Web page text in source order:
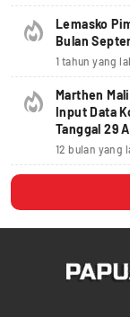
Lemasko
Bulan
1 tahun yang
Marthen
Input Data
Tanggal 29
12 bulan yang